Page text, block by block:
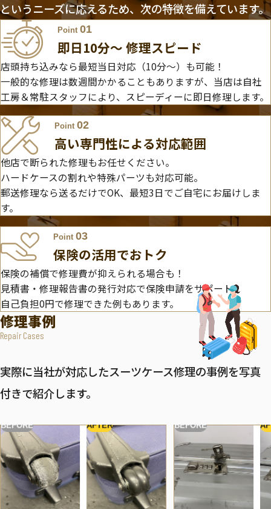
というニーズに応えるため、次の特徴を備えています。
Point 01
即日10分〜 修理スピード
店頭持ち込みなら最短当日対応（10分～）も可能！
一般的な修理は数週間かかることもありますが、当店は自社
工房＆常駐スタッフにより、スピーディーに即日修理します。
Point02
高い専門性による対応範囲
他店で断られた修理もお任せください。
ハードケースの割れや特殊パーツも対応可能。
郵送修理なら送るだけでOK、最短3日でご自宅にお届けしま
す。
Point 03
保険の活用でおトク
保険の補償で修理費が抑えられる場合も！
見積書・修理報告書の発行対応で保険申請をサポート。
自己負担0円で修理できた例もあります。
修理事例
Repair Cases
実際に当社が対応したスーツケース修理の事例を写真
付きで紹介します。
BEFORE AFTER BEFORE